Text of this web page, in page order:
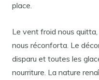
place.
Le vent froid nous
nous réconforta. Le
disparu et toutes les
nourriture. La nature